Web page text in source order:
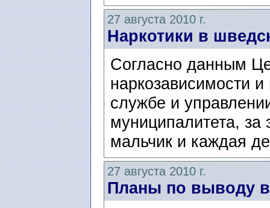
27 августа 2010 г.
Наркотики в
Согласно данным
наркозависимости
службе и
муниципалитета, за
мальчик и каждая
27 августа 2010 г.
Планы по выводу